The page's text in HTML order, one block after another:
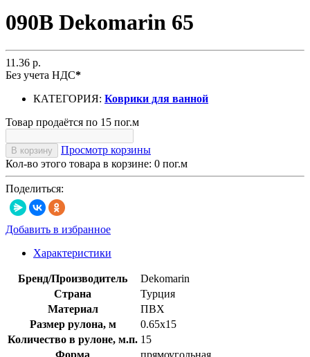
090B Dekomarin 65
11.36 р.
Без учета НДС*
КАТЕГОРИЯ: Коврики для ванной
Товар продаётся по 15 пог.м
В корзину
Просмотр корзины
Кол-во этого товара в корзине: 0 пог.м
Поделиться:
Добавить в избранное
Характеристики
Бренд/Производитель
Dekomarin
Страна
Турция
Материал
ПВХ
Размер рулона, м
0.65х15
Количество в рулоне, м.п. 15
Форма
прямоугольная